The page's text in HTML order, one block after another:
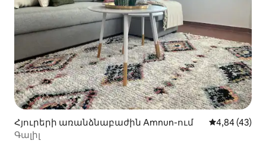
Հյուրերի առանձնաբաժին Amnun-ում Միջին
4,84 (43)
Գալիլ